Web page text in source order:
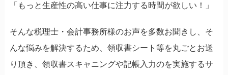
「もっと生産性の高い仕事に注力する時間が欲しい！」
そんな税理士・会計事務所様のお声を多数お聞きし、そ
んな悩みを解決するため、領収書シート等を丸ごとお送
り頂き、領収書スキャニングや記帳入力のを実施するサ